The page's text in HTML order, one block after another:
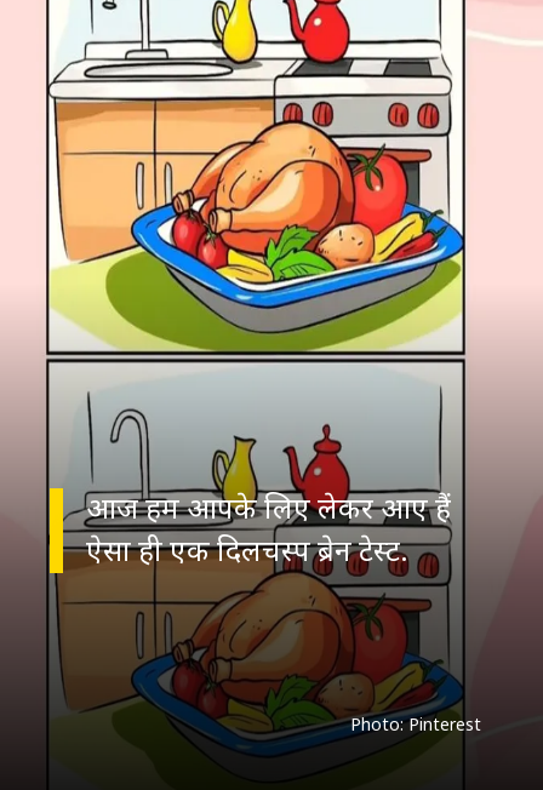
आज हम आपके लिए लेकर आए हैं
ऐसा ही एक दिलचस्प ब्रेन टेस्ट.
Photo: Pinterest